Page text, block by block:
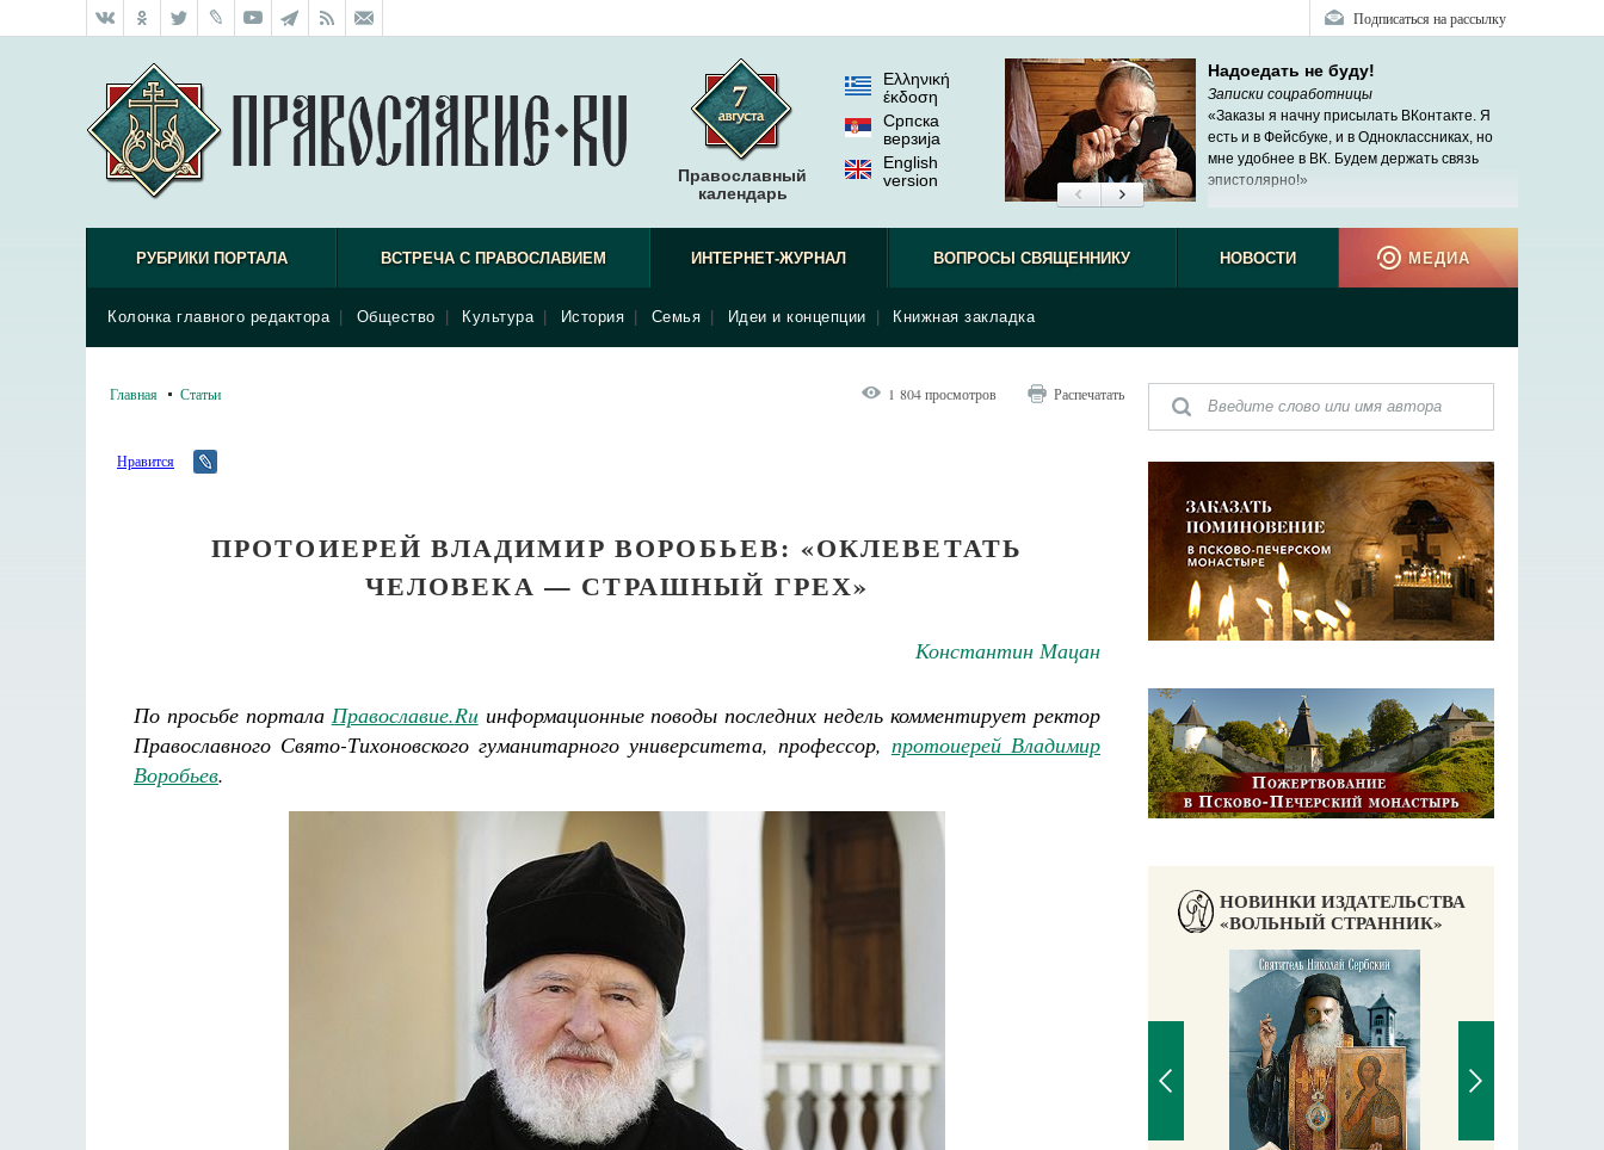
Подписаться на рассылку
Православный
календарь
Ελληνική
έκδοση
Српска
верзиjа
English
version
Надоедать не буду!
Записки соцработницы
«Заказы я начну присылать ВКонтакте. Я
есть и в Фейсбуке, и в Одноклассниках, но
мне удобнее в ВК. Будем держать связь
эпистолярно!»
РУБРИКИ ПОРТАЛА ВСТРЕЧА С ПРАВОСЛАВИЕМ ИНТЕРНЕТ-ЖУРНАЛ
Колонка главного редактора Общество Культура История Семья Идеи и концепции Книжная закладка
ВОПРОСЫ СВЯЩЕННИКУ НОВОСТИ МЕДИА
Главная Статьи 1 804 просмотров Распечатать
Нравится
ПРОТОИЕРЕЙ ВЛАДИМИР ВОРОБЬЕВ: «ОКЛЕВЕТАТЬ
ЧЕЛОВЕКА — СТРАШНЫЙ ГРЕХ»
Константин Мацан
По просьбе портала Православие.Ru информационные поводы последних недель комментирует ректор
Православного Свято-Тихоновского гуманитарного университета, профессор, протоиерей Владимир
Воробьев.
НОВИНКИ ИЗДАТЕЛЬСТВА
«ВОЛЬНЫЙ СТРАННИК»